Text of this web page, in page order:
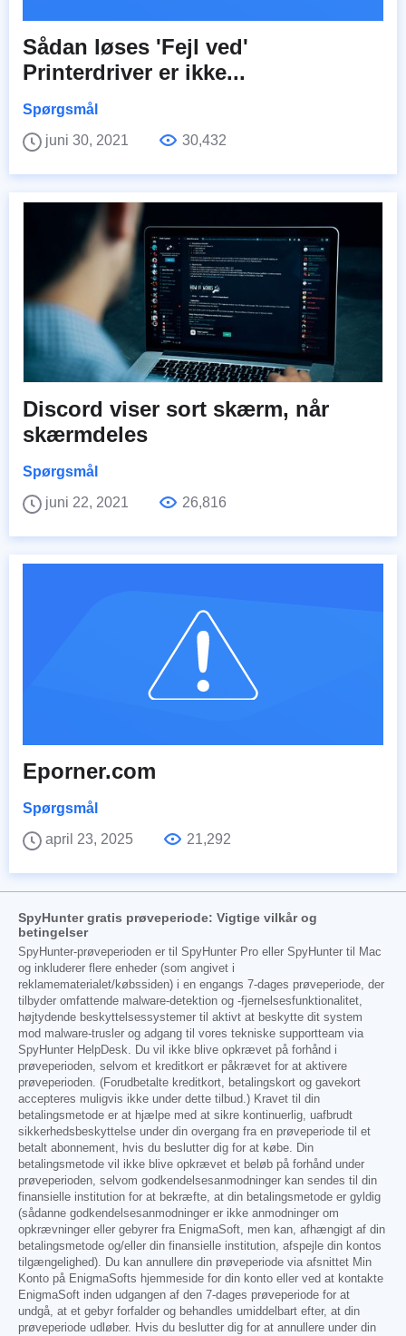
Sådan løses 'Fejl ved'
Printerdriver er ikke...
Spørgsmål
juni 30, 2021
30,432
Discord viser sort skærm, når
skærmdeles
Spørgsmål
juni 22, 2021
26,816
Eporner.com
Spørgsmål
april 23, 2025
21,292
SpyHunter gratis prøveperiode: Vigtige vilkår og
betingelser
SpyHunter-prøveperioden er til SpyHunter Pro eller SpyHunter til Mac
og inkluderer flere enheder (som angivet i
reklamematerialet/købssiden) i en engangs 7-dages prøveperiode, der
tilbyder omfattende malware-detektion og -fjernelsesfunktionalitet,
højtydende beskyttelsessystemer til aktivt at beskytte dit system
mod malware-trusler og adgang til vores tekniske supportteam via
SpyHunter HelpDesk. Du vil ikke blive opkrævet på forhånd i
prøveperioden, selvom et kreditkort er påkrævet for at aktivere
prøveperioden. (Forudbetalte kreditkort, betalingskort og gavekort
accepteres muligvis ikke under dette tilbud.) Kravet til din
betalingsmetode er at hjælpe med at sikre kontinuerlig, uafbrudt
sikkerhedsbeskyttelse under din overgang fra en prøveperiode til et
betalt abonnement, hvis du beslutter dig for at købe. Din
betalingsmetode vil ikke blive opkrævet et beløb på forhånd under
prøveperioden, selvom godkendelsesanmodninger kan sendes til din
finansielle institution for at bekræfte, at din betalingsmetode er gyldig
(sådanne godkendelsesanmodninger er ikke anmodninger om
opkrævninger eller gebyrer fra EnigmaSoft, men kan, afhængigt af din
betalingsmetode og/eller din finansielle institution, afspejle din kontos
tilgængelighed). Du kan annullere din prøveperiode via afsnittet Min
Konto på EnigmaSofts hjemmeside for din konto eller ved at kontakte
EnigmaSoft inden udgangen af den 7-dages prøveperiode for at
undgå, at et gebyr forfalder og behandles umiddelbart efter, at din
prøveperiode udløber. Hvis du beslutter dig for at annullere under din